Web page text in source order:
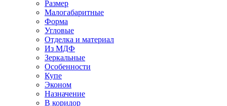
Размер
Малогабаритные
Форма
Угловые
Отделка и материал
Из МДФ
Зеркальные
Особенности
Купе
Эконом
Назначение
В коридор